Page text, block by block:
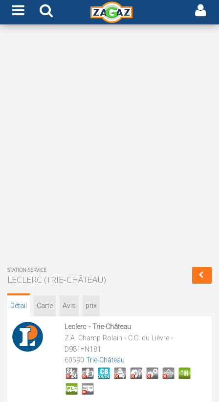
STATION-SERVICE
LECLERC (TRIE-CHÂTEAU)
Détail Carte Avis prix
Leclerc - Trie-Château
Z.A. Champ Rolain - C.C. du Lièvre -
D981=N181
60590 Trie-Château